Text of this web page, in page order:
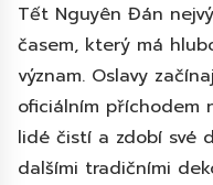
Tết Nguyên Đán
časem, který má
význam. Oslavy
oficiálním příchodem
lidé čistí a zdobí své
dalšími tradičními